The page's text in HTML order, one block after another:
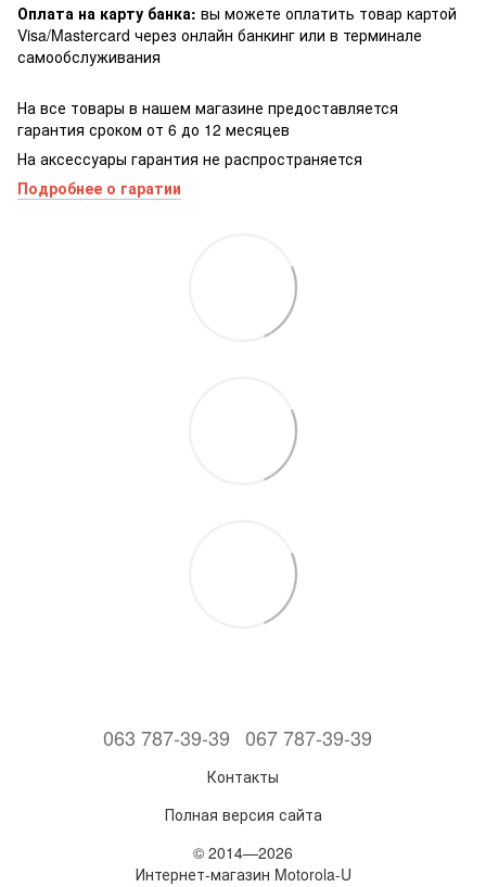
Оплата на карту банка: вы можете оплатить товар картой
Visa/Masterсard через онлайн банкинг или в терминале
самообслуживания
На все товары в нашем магазине предоставляется
гарантия сроком от 6 до 12 месяцев
На аксессуары гарантия не распространяется
Подробнее о гаратии
063 787-39-39 067 787-39-39
Контакты
Полная версия сайта
© 2014—2026
Интернет-магазин Motorola-U